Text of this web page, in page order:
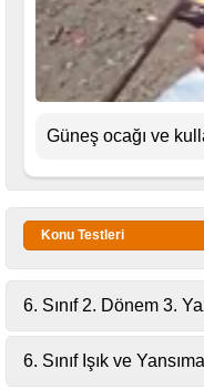
Güneş ocağı ve
Konu Testleri
6. Sınıf 2. Dönem 3.
6. Sınıf Işık ve